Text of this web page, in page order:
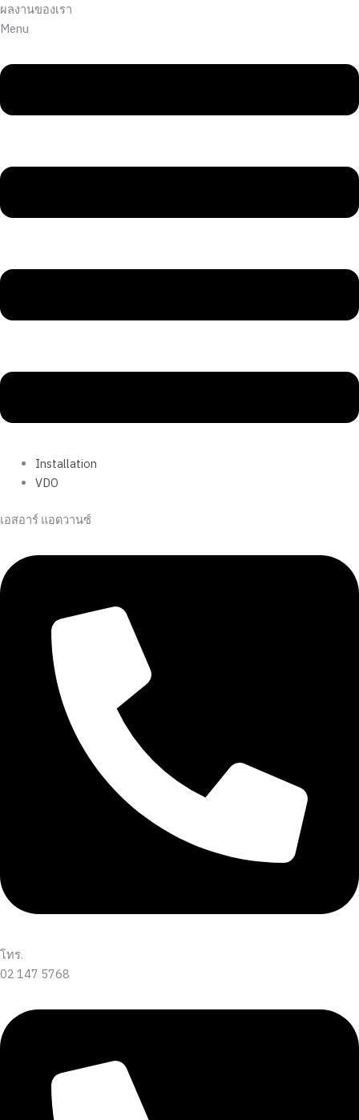
Skip
to
ผลงานของเรา
Menu
Installation
VDO
เอสอาร์ แอดวานซ์
โทร.
02 147 5768